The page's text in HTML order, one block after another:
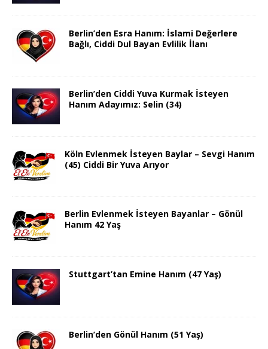
Berlin’den Esra Hanım: İslami Değerlere
Bağlı, Ciddi Dul Bayan Evlilik İlanı
Berlin’den Ciddi Yuva Kurmak İsteyen
Hanım Adayımız: Selin (34)
Köln Evlenmek İsteyen Baylar – Sevgi Hanım
(45) Ciddi Bir Yuva Arıyor
Berlin Evlenmek İsteyen Bayanlar – Gönül
Hanım 42 Yaş
Stuttgart’tan Emine Hanım (47 Yaş)
Berlin’den Gönül Hanım (51 Yaş)